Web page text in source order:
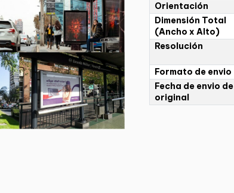
Orientación
Dimensión Total
(Ancho x Alto)
Resolución
Formato de envio
Fecha de envio de
original